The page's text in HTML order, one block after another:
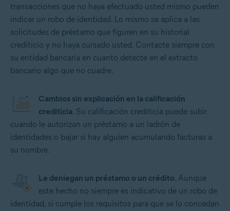
transacciones que no haya efectuado usted mismo pueden
indicar un robo de identidad. Lo mismo se aplica a las
solicitudes de préstamo que figuren en su historial
crediticio y no haya cursado usted. Contacte siempre con
su entidad bancaria en cuanto detecte en el extracto
bancario algo que no cuadre.
Cambios sin explicación en la calificación
crediticia. Su calificación crediticia puede subir
cuando le autorizan un préstamo a un ladrón de
identidades o bajar si hay alguien acumulando facturas a
su nombre.
Le deniegan un préstamo o un crédito. Aunque
este hecho no siempre es indicativo de un robo de
identidad, si cumple los requisitos para que se lo concedan